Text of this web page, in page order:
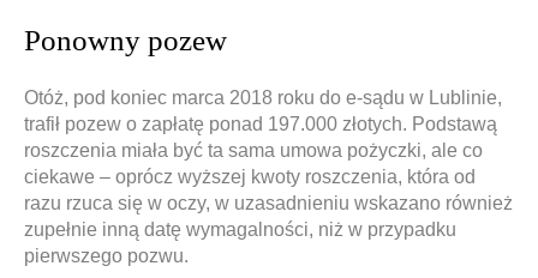
Ponowny pozew
Otóż, pod koniec marca 2018 roku do e-sądu w Lublinie,
trafił pozew o zapłatę ponad 197.000 złotych. Podstawą
roszczenia miała być ta sama umowa pożyczki, ale co
ciekawe – oprócz wyższej kwoty roszczenia, która od
razu rzuca się w oczy, w uzasadnieniu wskazano również
zupełnie inną datę wymagalności, niż w przypadku
pierwszego pozwu.